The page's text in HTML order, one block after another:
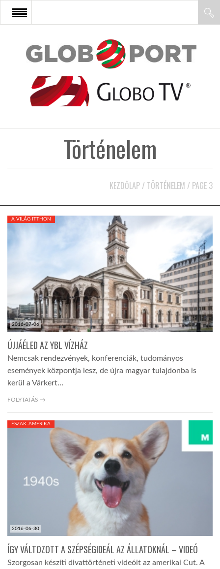
FŐOLDAL
AFRIKA
A VILÁG ITTHON
GLOBOTV BP
TROPICALMAGAZIN
AFRIKA TUDÁSTÁR
Történelem
KEZDŐLAP / TÖRTÉNELEM / PAGE 3
2016-07-06
A VILÁG ITTHON
ÚJJÁÉLED AZ YBL VÍZHÁZ
Nemcsak rendezvények, konferenciák, tudományos
események központja lesz, de újra magyar tulajdonba is
kerül a Várkert…
FOLYTATÁS →
2016-06-30
ÉSZAK-AMERIKA
ÍGY VÁLTOZOTT A SZÉPSÉGIDEÁL AZ ÁLLATOKNÁL – VIDEÓ
Szorgosan készíti divattörténeti videóit az amerikai Cut. A